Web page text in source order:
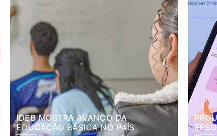
IDEB MOSTRA AVANÇO DA
EDUCAÇÃO BÁSICA NO PAÍS